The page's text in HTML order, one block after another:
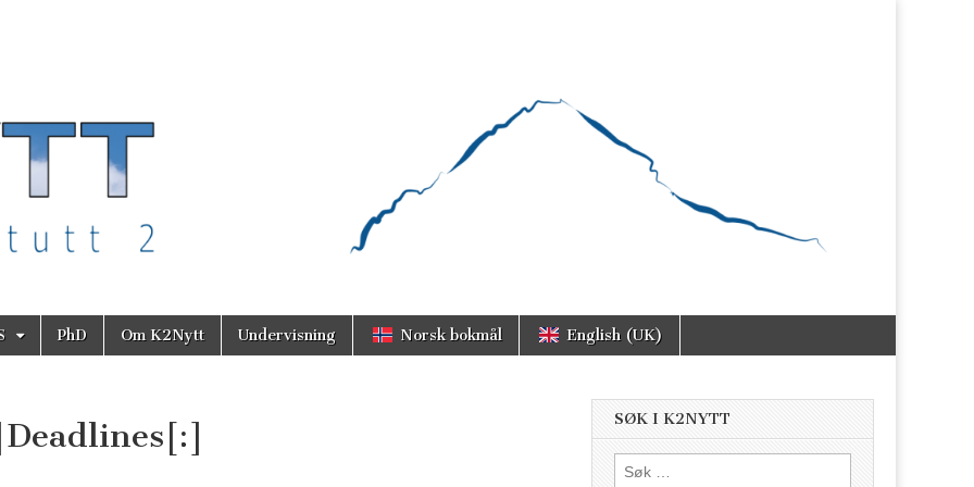
PhD Om K2Nytt Undervisning Norsk bokmål English (UK)
SØK I K2NYTT
Søk